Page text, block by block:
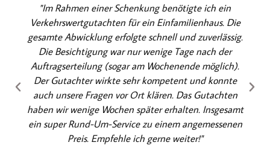
e
r
t
e
t
m
i
t
5
v
"Im Rahmen einer Schenkung benötigte ich ein
Verkehrswertgutachten für ein Einfamilienhaus. Die
gesamte Abwicklung erfolgte schnell und zuverlässig.
Die Besichtigung war nur wenige Tage nach der
Auftragserteilung (sogar am Wochenende möglich).
Der Gutachter wirkte sehr kompetent und konnte
auch unsere Fragen vor Ort klären. Das Gutachten
haben wir wenige Wochen später erhalten. Insgesamt
ein super Rund-Um-Service zu einem angemessenen
Preis. Empfehle ich gerne weiter!"